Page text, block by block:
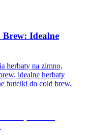
Idealne
herbaty na zimno,
idealne herbaty
butelki do cold brew.